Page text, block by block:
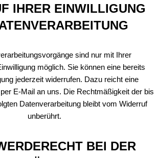
IHRER EINWILLIGUNG
sind nur mit Ihrer
möglich. Sie können eine bereits
jederzeit widerrufen. Dazu reicht eine
E‑Mail an uns. Die Rechtmäßigkeit der bis
Datenverarbeitung bleibt vom Widerruf
unberührt.
BEI DER